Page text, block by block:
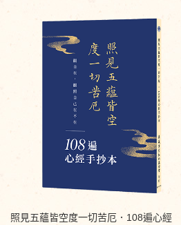
照見五蘊皆空度一切苦厄．108遍心經